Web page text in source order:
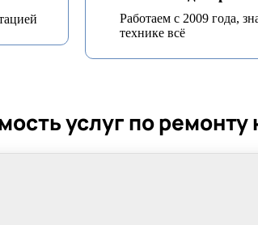
Работаем с 2009 года,
технике всё
услуг по